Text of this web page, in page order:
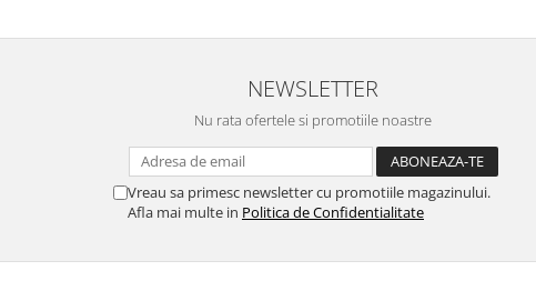
NEWSLETTER
Nu rata ofertele si promotiile noastre
Vreau sa primesc newsletter cu promotiile magazinului.
Afla mai multe in Politica de Confidentialitate